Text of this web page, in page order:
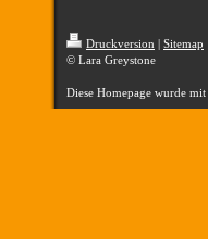
Druckversion | Sitemap
© Lara Greystone
Diese Homepage wurde mit